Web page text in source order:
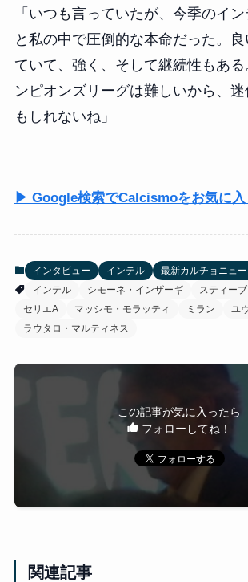
「いつも言っていたが、今季のイ
と私の中で圧倒的な本命だった。
ていて、強く、そして継続性もある
ンピオンズリーグは難しいから、
もしれないね」
▶ Google検索でCalcismoをお気に入
インタビュー インテル
最新カルチョニュ
インテル
シモーネ・インザーギ
スティー
セリエA
マッシモ・モラッティ ミラン
ユ
ラウタロ・マルティネス
この記事が気に入ったら
フォローしてね！
関連記事